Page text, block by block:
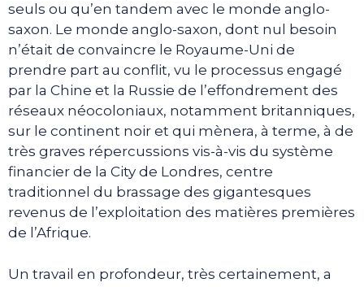
seuls ou qu’en tandem avec le monde anglo-
saxon. Le monde anglo-saxon, dont nul besoin
n’était de convaincre le Royaume-Uni de
prendre part au conflit, vu le processus engagé
par la Chine et la Russie de l’effondrement des
réseaux néocoloniaux, notamment britanniques,
sur le continent noir et qui mènera, à terme, à de
très graves répercussions vis-à-vis du système
financier de la City de Londres, centre
traditionnel du brassage des gigantesques
revenus de l’exploitation des matières premières
de l’Afrique.
Un travail en profondeur, très certainement, a